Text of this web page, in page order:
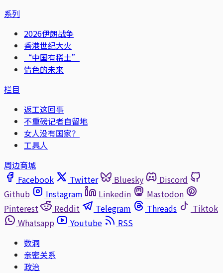
系列
2026伊朗战争
香港世纪大火
“中国有稀土”
情色的未来
栏目
返工这回事
不重磅记者自留地
女人没有国家？
工具人
周边商城
Facebook
Twitter Bluesky
Discord
Github
Instagram Linkedin
Mastodon
Pinterest
Reddit Telegram Threads
Tiktok
Whatsapp
Youtube
RSS
数洞
亲密关系
政治